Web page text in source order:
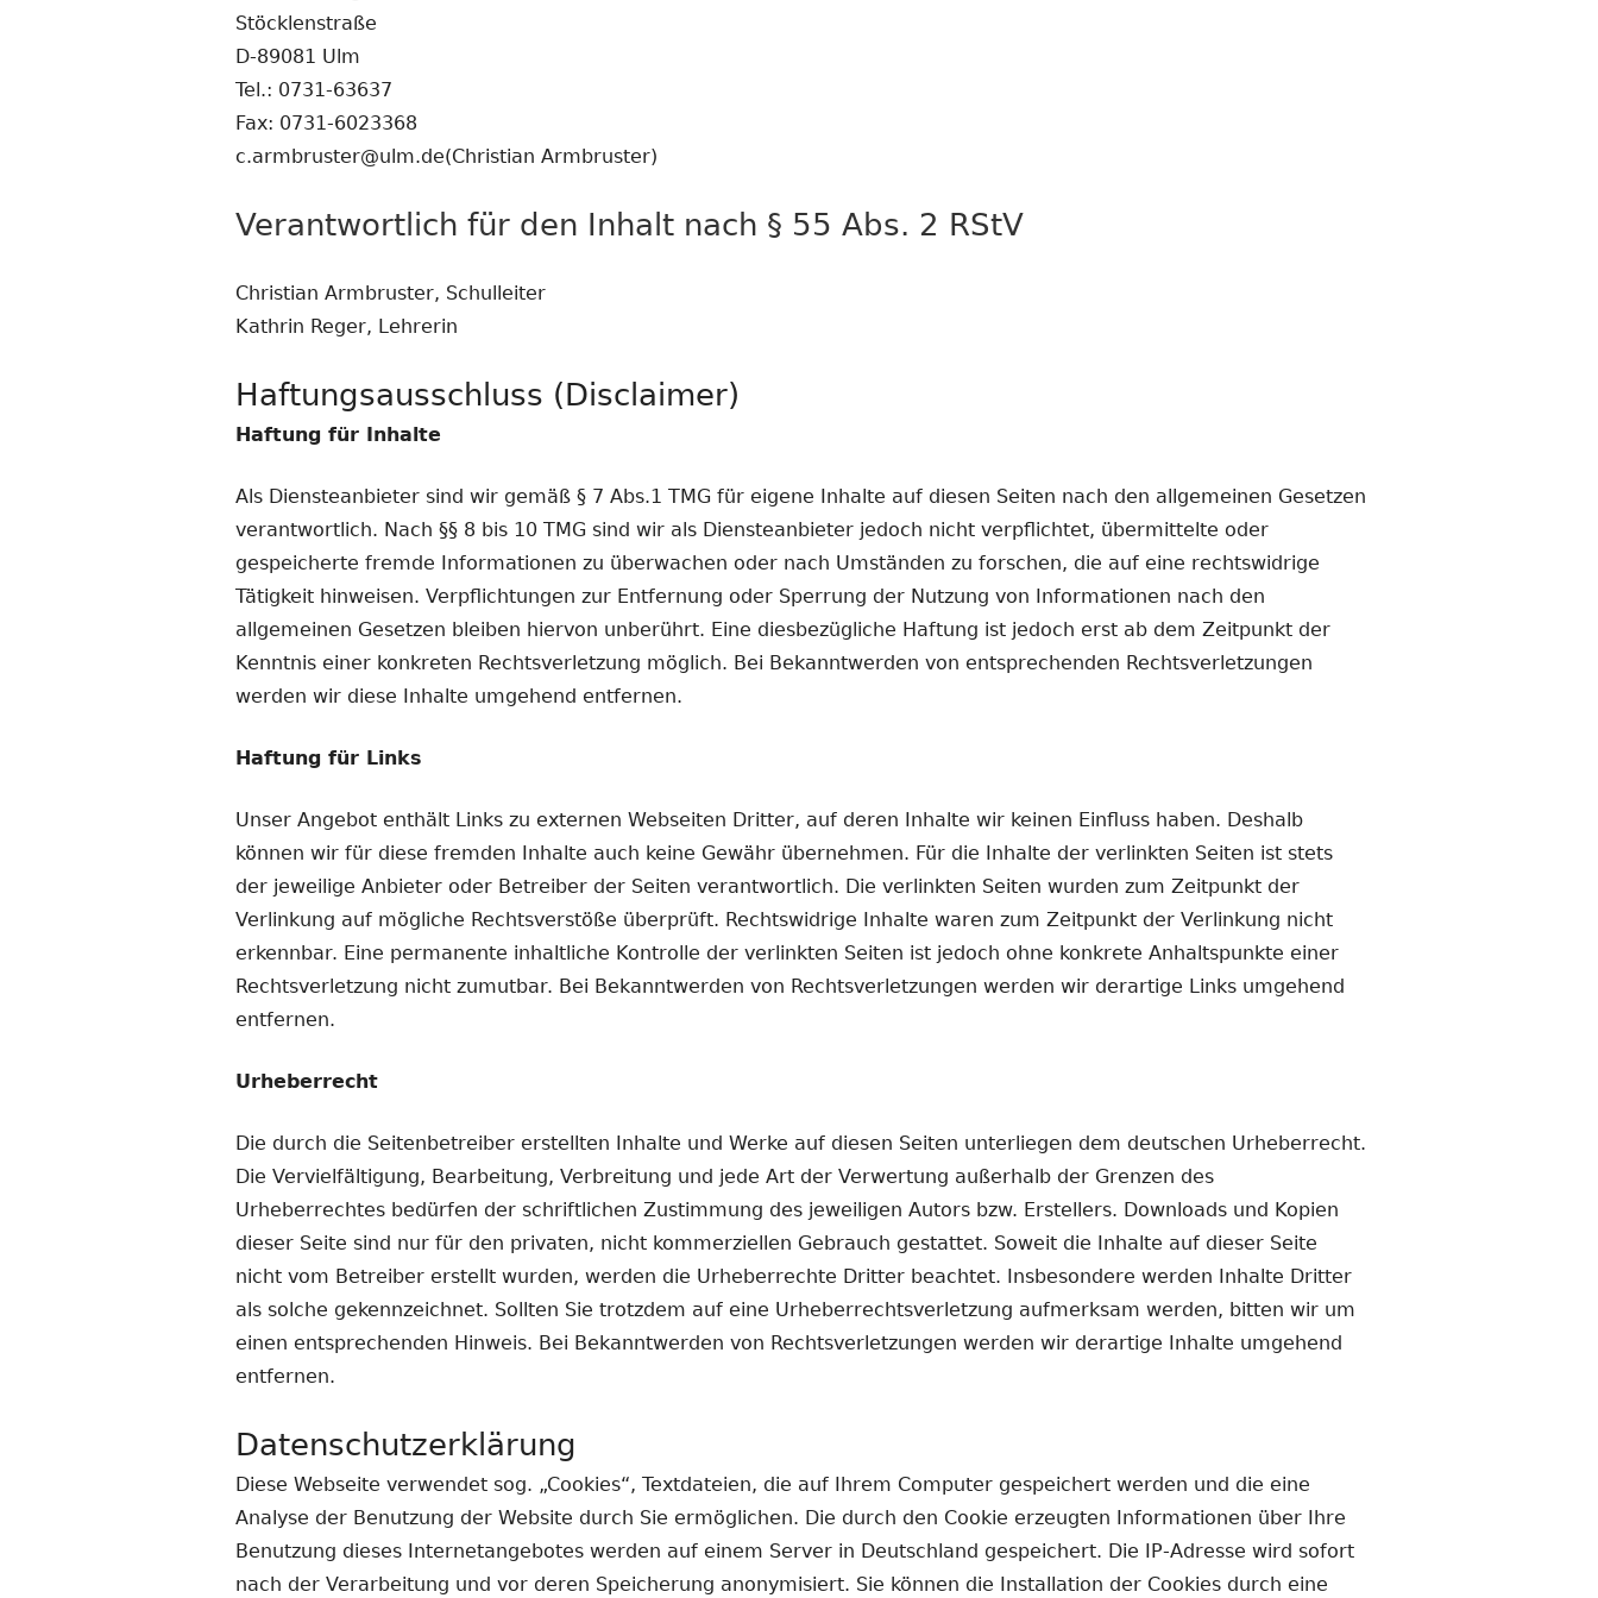
Stöcklenstraße
D-89081 Ulm
Tel.: 0731-63637
Fax: 0731-6023368
c.armbruster@ulm.de(Christian Armbruster)
Verantwortlich für den Inhalt nach § 55 Abs. 2 RStV
Christian Armbruster, Schulleiter
Kathrin Reger, Lehrerin
Haftungsausschluss (Disclaimer)
Haftung für Inhalte
Als Diensteanbieter sind wir gemäß § 7 Abs.1 TMG für eigene Inhalte auf diesen Seiten nach den allgemeinen Gesetzen
verantwortlich. Nach §§ 8 bis 10 TMG sind wir als Diensteanbieter jedoch nicht verpflichtet, übermittelte oder
gespeicherte fremde Informationen zu überwachen oder nach Umständen zu forschen, die auf eine rechtswidrige
Tätigkeit hinweisen. Verpflichtungen zur Entfernung oder Sperrung der Nutzung von Informationen nach den
allgemeinen Gesetzen bleiben hiervon unberührt. Eine diesbezügliche Haftung ist jedoch erst ab dem Zeitpunkt der
Kenntnis einer konkreten Rechtsverletzung möglich. Bei Bekanntwerden von entsprechenden Rechtsverletzungen
werden wir diese Inhalte umgehend entfernen.
Haftung für Links
Unser Angebot enthält Links zu externen Webseiten Dritter, auf deren Inhalte wir keinen Einfluss haben. Deshalb
können wir für diese fremden Inhalte auch keine Gewähr übernehmen. Für die Inhalte der verlinkten Seiten ist stets
der jeweilige Anbieter oder Betreiber der Seiten verantwortlich. Die verlinkten Seiten wurden zum Zeitpunkt der
Verlinkung auf mögliche Rechtsverstöße überprüft. Rechtswidrige Inhalte waren zum Zeitpunkt der Verlinkung nicht
erkennbar. Eine permanente inhaltliche Kontrolle der verlinkten Seiten ist jedoch ohne konkrete Anhaltspunkte einer
Rechtsverletzung nicht zumutbar. Bei Bekanntwerden von Rechtsverletzungen werden wir derartige Links umgehend
entfernen.
Urheberrecht
Die durch die Seitenbetreiber erstellten Inhalte und Werke auf diesen Seiten unterliegen dem deutschen Urheberrecht.
Die Vervielfältigung, Bearbeitung, Verbreitung und jede Art der Verwertung außerhalb der Grenzen des
Urheberrechtes bedürfen der schriftlichen Zustimmung des jeweiligen Autors bzw. Erstellers. Downloads und Kopien
dieser Seite sind nur für den privaten, nicht kommerziellen Gebrauch gestattet. Soweit die Inhalte auf dieser Seite
nicht vom Betreiber erstellt wurden, werden die Urheberrechte Dritter beachtet. Insbesondere werden Inhalte Dritter
als solche gekennzeichnet. Sollten Sie trotzdem auf eine Urheberrechtsverletzung aufmerksam werden, bitten wir um
einen entsprechenden Hinweis. Bei Bekanntwerden von Rechtsverletzungen werden wir derartige Inhalte umgehend
entfernen.
Datenschutzerklärung
Diese Webseite verwendet sog. „Cookies“, Textdateien, die auf Ihrem Computer gespeichert werden und die eine
Analyse der Benutzung der Website durch Sie ermöglichen. Die durch den Cookie erzeugten Informationen über Ihre
Benutzung dieses Internetangebotes werden auf einem Server in Deutschland gespeichert. Die IP-Adresse wird sofort
nach der Verarbeitung und vor deren Speicherung anonymisiert. Sie können die Installation der Cookies durch eine